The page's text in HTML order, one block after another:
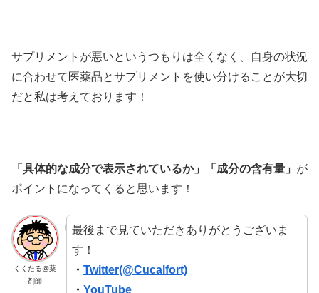
サプリメントが悪いというつもりは全くなく、自身の状況
に合わせて医薬品とサプリメントを使い分けることが大切
だと私は考えております！
「具体的な成分で表示されているか」「成分の含有量」 が
ポイントになってくると思います！
くくたる@薬
剤師
最後まで見ていただきありがとうございま
す！
・ Twitter(@Cucalfort)
・ YouTube